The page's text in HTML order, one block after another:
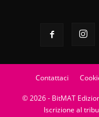
Contattaci
© 2026 - BitMAT
Iscrizione al